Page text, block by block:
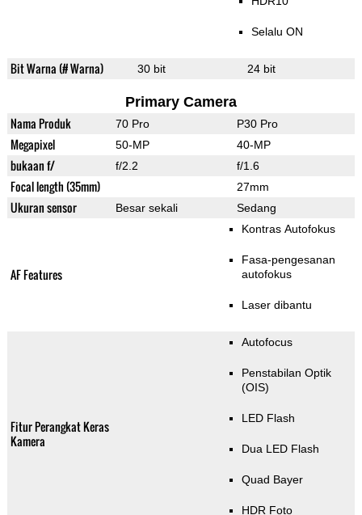
Selalu ON
Bit Warna (# Warna) 30 bit 24 bit
Primary Camera
Nama Produk 70 Pro P30 Pro
Megapixel 50-MP 40-MP
bukaan f/ f/2.2 f/1.6
Focal length (35mm) 27mm
Ukuran sensor Besar sekali Sedang
AF Features
Kontras Autofokus
Fasa-pengesanan
autofokus
Laser dibantu
Fitur Perangkat Keras
Kamera
Autofocus
Penstabilan Optik
(OIS)
LED Flash
Dua LED Flash
Quad Bayer
HDR Foto